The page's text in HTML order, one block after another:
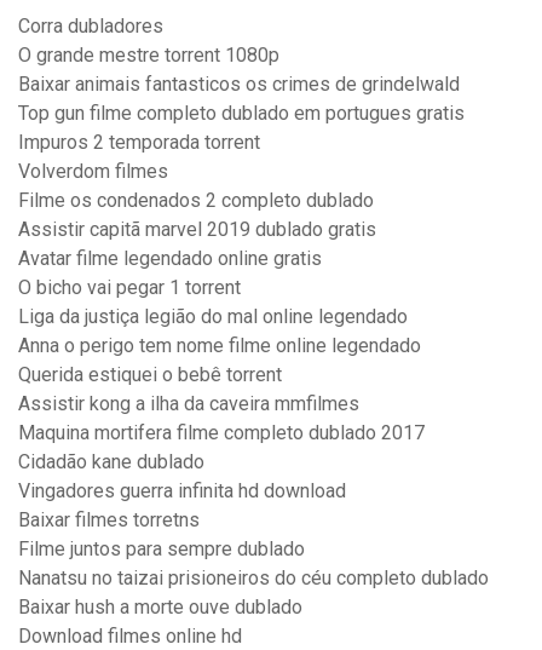
Corra dubladores
O grande mestre torrent 1080p
Baixar animais fantasticos os crimes de grindelwald
Top gun filme completo dublado em portugues gratis
Impuros 2 temporada torrent
Volverdom filmes
Filme os condenados 2 completo dublado
Assistir capitã marvel 2019 dublado gratis
Avatar filme legendado online gratis
O bicho vai pegar 1 torrent
Liga da justiça legião do mal online legendado
Anna o perigo tem nome filme online legendado
Querida estiquei o bebê torrent
Assistir kong a ilha da caveira mmfilmes
Maquina mortifera filme completo dublado 2017
Cidadão kane dublado
Vingadores guerra infinita hd download
Baixar filmes torretns
Filme juntos para sempre dublado
Nanatsu no taizai prisioneiros do céu completo dublado
Baixar hush a morte ouve dublado
Download filmes online hd